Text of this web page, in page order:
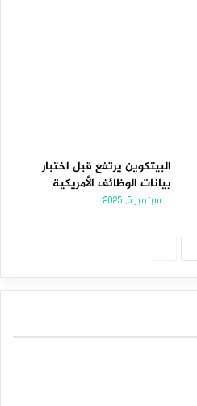
البيتكوين يرتفع قبل اختبار
بيانات الوظائف الأمريكية
سبتمبر 5, 2025